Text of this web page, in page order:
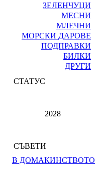
ЗЕЛЕНЧУЦИ
МЕСНИ
МЛЕЧНИ
МОРСКИ ДАРОВЕ
ПОДПРАВКИ
БИЛКИ
ДРУГИ
СТАТУС
2028
СЪВЕТИ
В ДОМАКИНСТВОТО